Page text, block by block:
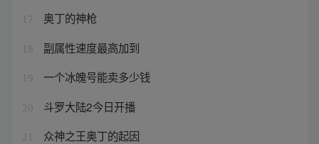
17 奥丁的神枪
18 副属性速度最高加到
19 一个冰魄号能卖多少钱
20 斗罗大陆2今日开播
21 众神之王奥丁的起因